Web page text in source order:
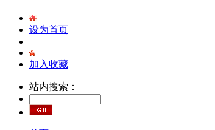
设为首页
加入收藏
站内搜索：